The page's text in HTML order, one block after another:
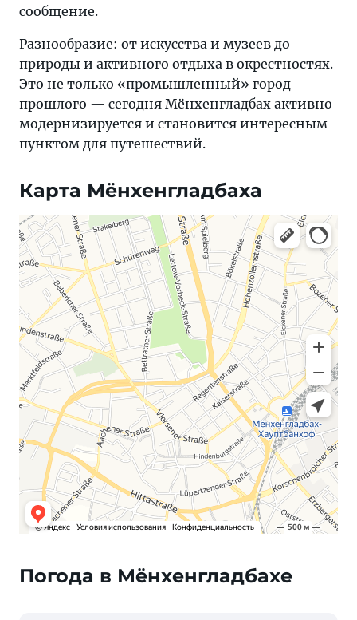
сообщение.
Разнообразие: от искусства и музеев до
природы и активного отдыха в окрестностях.
Это не только «промышленный» город
прошлого — сегодня Мёнхенгладбах активно
модернизируется и становится интересным
пунктом для путешествий.
Карта Мёнхенгладбаха
Яндекс Карты — транспорт, навигация, поиск мест
Погода в Мёнхенгладбахе